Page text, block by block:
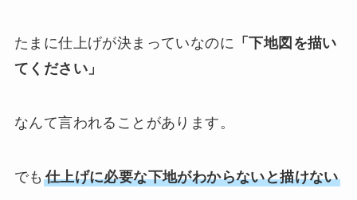
たまに仕上げが決まっていなのに 「下地図を描い
てください」
なんて言われることがあります。
でも 仕上げに必要な下地がわからないと描けない